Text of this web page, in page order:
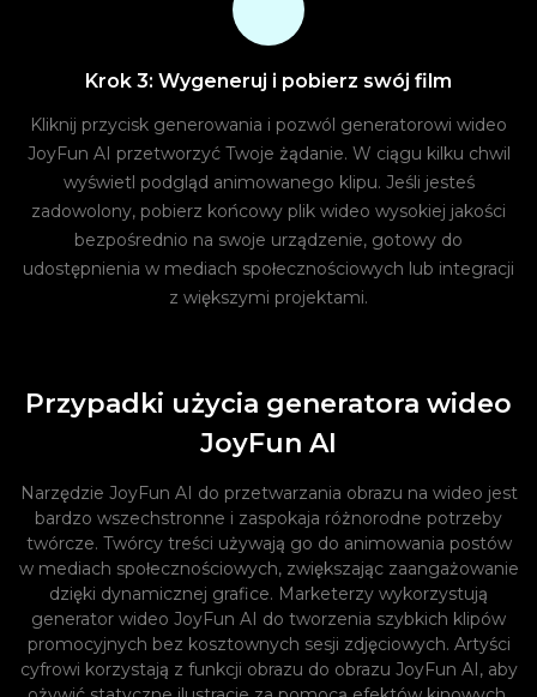
Krok 3: Wygeneruj i pobierz swój film
Kliknij przycisk generowania i pozwól generatorowi wideo
JoyFun AI przetworzyć Twoje żądanie. W ciągu kilku chwil
wyświetl podgląd animowanego klipu. Jeśli jesteś
zadowolony, pobierz końcowy plik wideo wysokiej jakości
bezpośrednio na swoje urządzenie, gotowy do
udostępnienia w mediach społecznościowych lub integracji
z większymi projektami.
Przypadki użycia generatora wideo
JoyFun AI
Narzędzie JoyFun AI do przetwarzania obrazu na wideo jest
bardzo wszechstronne i zaspokaja różnorodne potrzeby
twórcze. Twórcy treści używają go do animowania postów
w mediach społecznościowych, zwiększając zaangażowanie
dzięki dynamicznej grafice. Marketerzy wykorzystują
generator wideo JoyFun AI do tworzenia szybkich klipów
promocyjnych bez kosztownych sesji zdjęciowych. Artyści
cyfrowi korzystają z funkcji obrazu do obrazu JoyFun AI, aby